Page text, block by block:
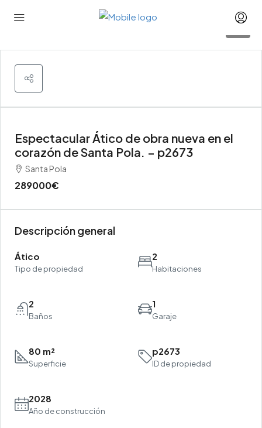
Espectacular Ático de obra nueva en el
corazón de Santa Pola. – p2673
Santa Pola
289000€
Descripción general
Ático
Tipo de propiedad
2
Habitaciones
2
Baños
1
Garaje
80 m²
Superficie
p2673
ID de propiedad
2028
Año de construcción